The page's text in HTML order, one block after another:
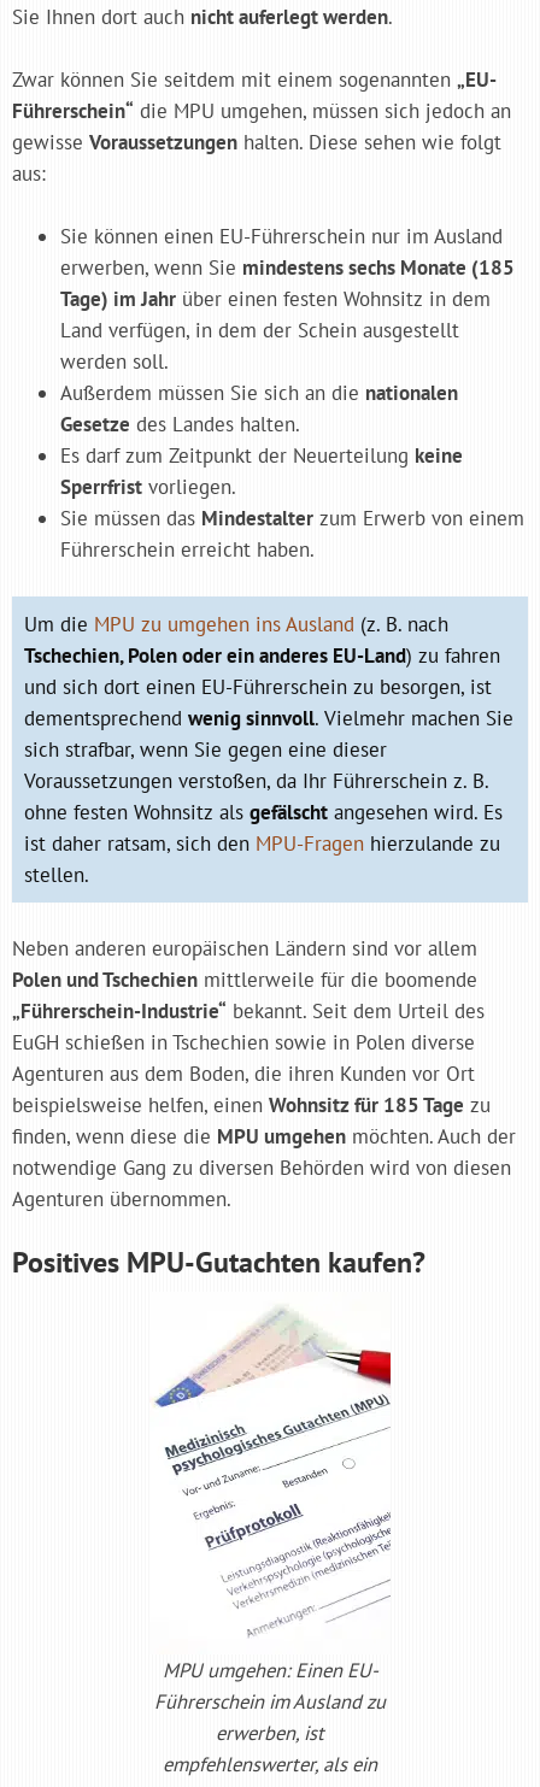
Sie Ihnen dort auch nicht auferlegt werden.
Zwar können Sie seitdem mit einem sogenannten „EU-
Führerschein“ die MPU umgehen, müssen sich jedoch an
gewisse Voraussetzungen halten. Diese sehen wie folgt
aus:
Sie können einen EU-Führerschein nur im Ausland
erwerben, wenn Sie mindestens sechs Monate (185
Tage) im Jahr über einen festen Wohnsitz in dem
Land verfügen, in dem der Schein ausgestellt
werden soll.
Außerdem müssen Sie sich an die nationalen
Gesetze des Landes halten.
Es darf zum Zeitpunkt der Neuerteilung keine
Sperrfrist vorliegen.
Sie müssen das Mindestalter zum Erwerb von einem
Führerschein erreicht haben.
Um die MPU zu umgehen ins Ausland (z. B. nach
Tschechien, Polen oder ein anderes EU-Land) zu fahren
und sich dort einen EU-Führerschein zu besorgen, ist
dementsprechend wenig sinnvoll. Vielmehr machen Sie
sich strafbar, wenn Sie gegen eine dieser
Voraussetzungen verstoßen, da Ihr Führerschein z. B.
ohne festen Wohnsitz als gefälscht angesehen wird. Es
ist daher ratsam, sich den MPU-Fragen hierzulande zu
stellen.
Neben anderen europäischen Ländern sind vor allem
Polen und Tschechien mittlerweile für die boomende
„Führerschein-Industrie“ bekannt. Seit dem Urteil des
EuGH schießen in Tschechien sowie in Polen diverse
Agenturen aus dem Boden, die ihren Kunden vor Ort
beispielsweise helfen, einen Wohnsitz für 185 Tage zu
finden, wenn diese die MPU umgehen möchten. Auch der
notwendige Gang zu diversen Behörden wird von diesen
Agenturen übernommen.
Positives MPU-Gutachten kaufen?
MPU umgehen: Einen EU-
Führerschein im Ausland zu
erwerben, ist
empfehlenswerter, als ein